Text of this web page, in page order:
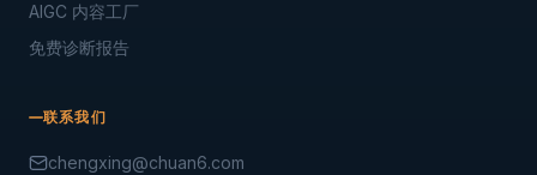
AIGC 内容工厂
免费诊断报告
联系我们
chengxing@chuan6.com